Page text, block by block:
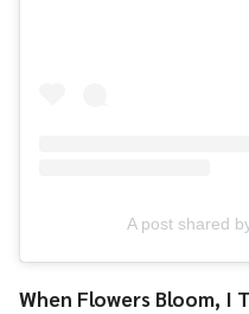
A post shared
When Flowers Bloom, I